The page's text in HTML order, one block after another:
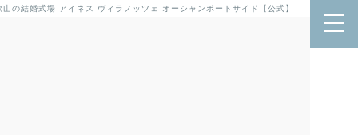
の結婚式場 アイネス ヴィラノッツェ オーシャンポートサイド【公式】